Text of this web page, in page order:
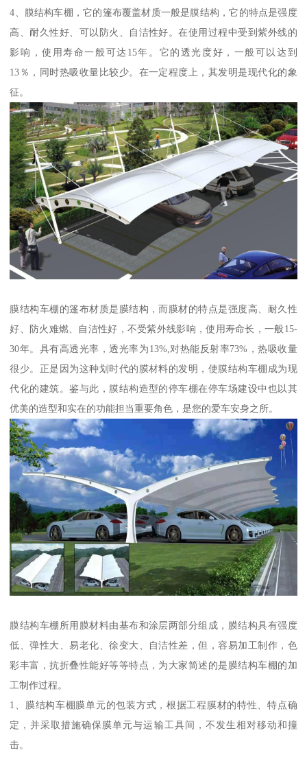
4、膜结构车棚，它的篷布覆盖材质一般是膜结构，它的特点是强度
高、耐久性好、可以防火、自洁性好。在使用过程中受到紫外线的
影响，使用寿命一般可达15年。它的透光度好，一般可以达到
13％，同时热吸收量比较少。在一定程度上，其发明是现代化的象
征。
膜结构车棚的篷布材质是膜结构，而膜材的特点是强度高、耐久性
好、防火难燃、自洁性好，不受紫外线影响，使用寿命长，一般15-
30年。具有高透光率，透光率为13%,对热能反射率73%，热吸收量
很少。正是因为这种划时代的膜材料的发明，使膜结构车棚成为现
代化的建筑。鉴与此，膜结构造型的停车棚在停车场建设中也以其
优美的造型和实在的功能担当重要角色，是您的爱车安身之所。
膜结构车棚所用膜材料由基布和涂层两部分组成，膜结构具有强度
低、弹性大、易老化、徐变大、自洁性差，但，容易加工制作，色
彩丰富，抗折叠性能好等等特点，为大家简述的是膜结构车棚的加
工制作过程。
1、膜结构车棚膜单元的包装方式，根据工程膜材的特性、特点确
定，并采取措施确保膜单元与运输工具间，不发生相对移动和撞
击。